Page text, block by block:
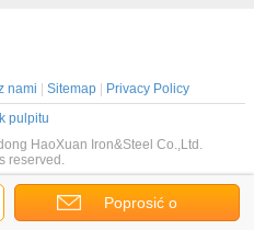
Poprosić o
nami | Sitemap | Privacy Policy
pulpitu
HaoXuan Iron&Steel Co.,Ltd.
reserved.